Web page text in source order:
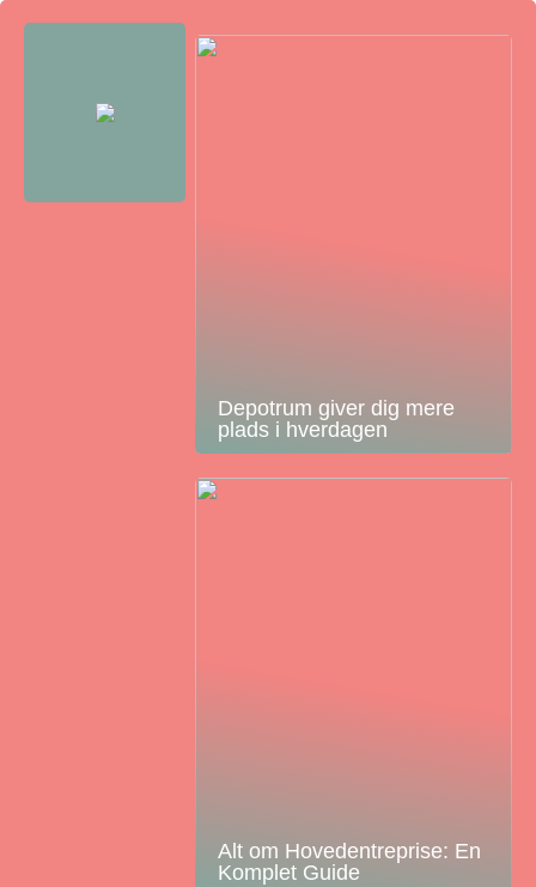
Depotrum giver dig mere
plads i hverdagen
Alt om Hovedentreprise: En
Komplet Guide